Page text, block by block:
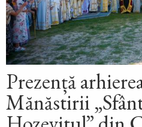
Prezență
Mănăstirii